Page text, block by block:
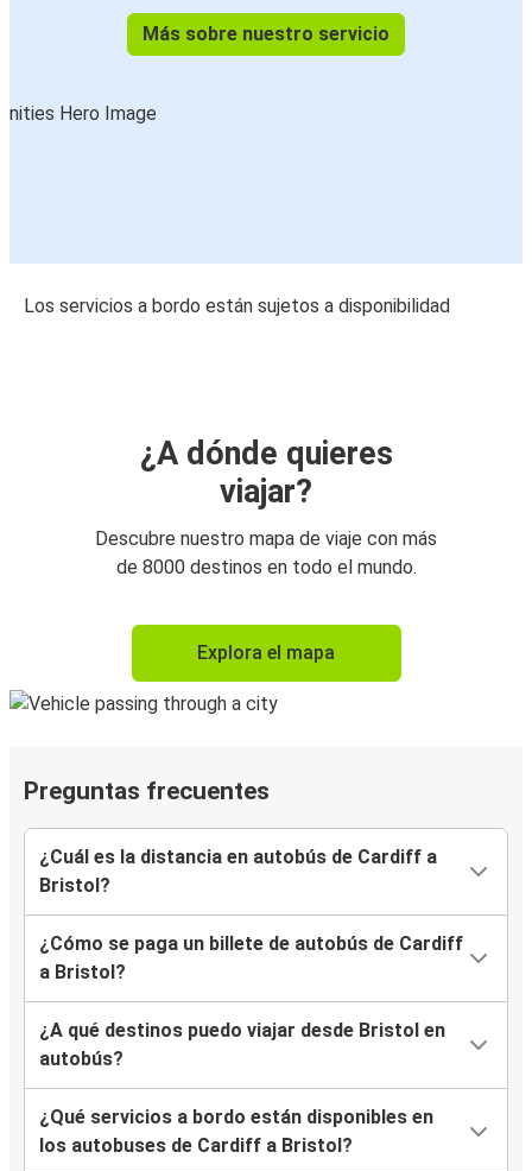
Más sobre nuestro servicio
Los servicios a bordo están sujetos a disponibilidad
¿A dónde quieres
viajar?
Descubre nuestro mapa de viaje con más
de 8000 destinos en todo el mundo.
Explora el mapa
Preguntas frecuentes
¿Cuál es la distancia en autobús de Cardiff a
Bristol?
¿Cómo se paga un billete de autobús de Cardiff
a Bristol?
¿A qué destinos puedo viajar desde Bristol en
autobús?
¿Qué servicios a bordo están disponibles en
los autobuses de Cardiff a Bristol?